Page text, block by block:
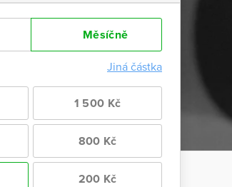
Měsíčně
Jiná částka
1 500 Kč
800 Kč
200 Kč